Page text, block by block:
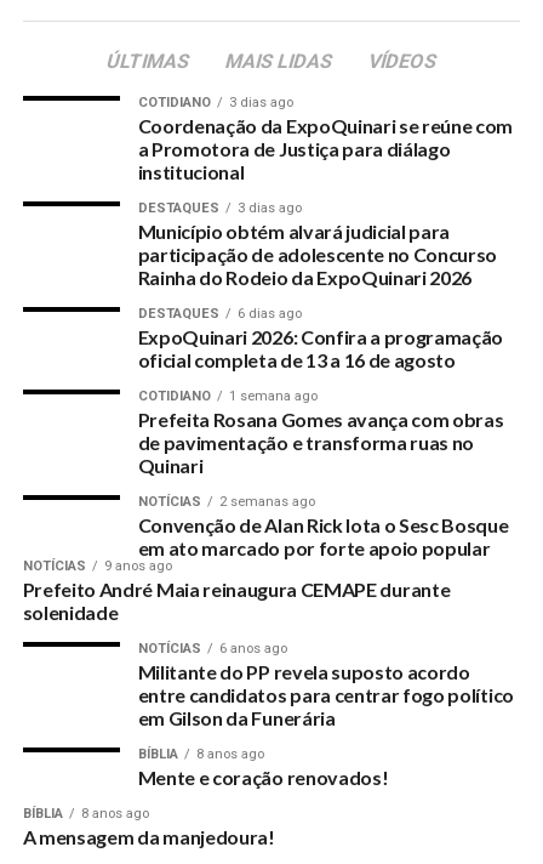
Um segundo motorista, também em um caminhão, relatou o
morador, tentou derrubar a torre do painel que mostra a
velocidade desenvolvida pelo veículo ao passar no local.
Apesar do impacto, o equipamento não caiu, mas ficou
Para piorar a situação, o contrato com a empresa que dava
manutenção nos radares acabou e uma licitação aberta em
Brasília para reimplantar o serviço se arrasta na justiça por
causa de disputa entre as empresas participantes do
RELATED TOPICS:
RODOVIAS-DO-ACRE-FICAM-SEM-RADARES-DE-
MONITORAMENTO-DEVIDO-MULTAS-ABUSIVAS
Quinari poderá implantar unidade da defesa civil
DON'T MISS
Secretaria Municipal de Educação chama crianças,
adolescentes, jovens e adultos para escola
ÚLTIMAS MAIS LIDAS VÍDEOS
COTIDIANO 3 dias ago
Coordenação da ExpoQuinari se reúne com
a Promotora de Justiça para diálago
institucional
DESTAQUES 3 dias ago
Município obtém alvará judicial para
participação de adolescente no Concurso
Rainha do Rodeio da ExpoQuinari 2026
DESTAQUES 6 dias ago
ExpoQuinari 2026: Confira a programação
oficial completa de 13 a 16 de agosto
COTIDIANO 1 semana ago
Prefeita Rosana Gomes avança com obras
de pavimentação e transforma ruas no
Quinari
NOTÍCIAS 2 semanas ago
Convenção de Alan Rick lota o Sesc Bosque
em ato marcado por forte apoio popular
NOTÍCIAS 9 anos ago
Prefeito André Maia reinaugura CEMAPE durante
solenidade
NOTÍCIAS 6 anos ago
Militante do PP revela suposto acordo
entre candidatos para centrar fogo político
em Gilson da Funerária
BÍBLIA 8 anos ago
Mente e coração renovados!
BÍBLIA 8 anos ago
A mensagem da manjedoura!